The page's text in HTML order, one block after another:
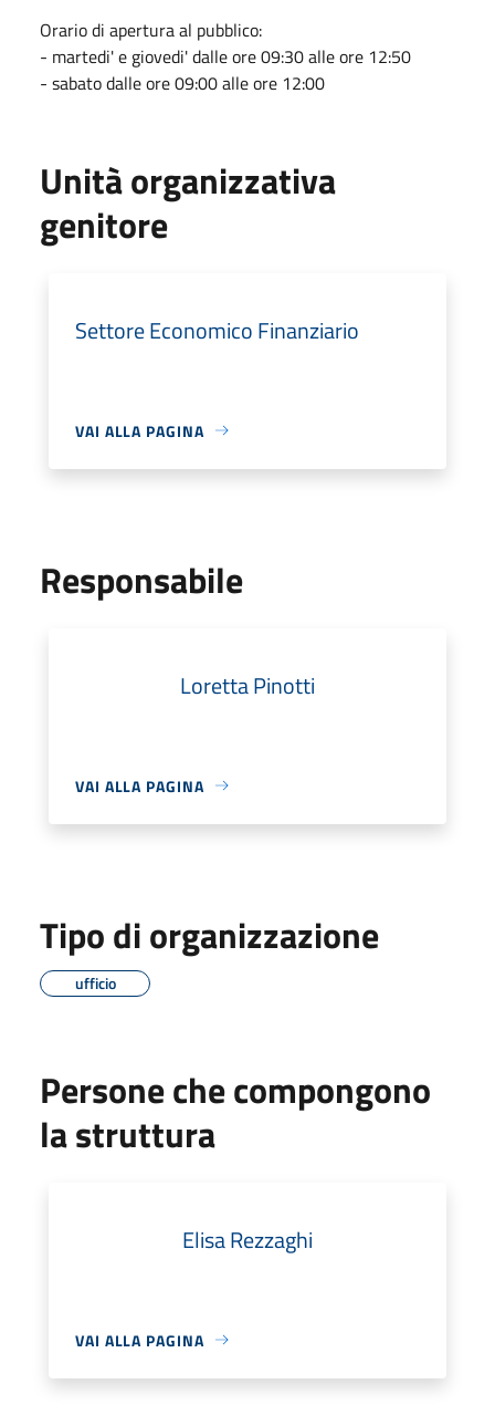
Orario di apertura al pubblico:
- martedi' e giovedi' dalle ore 09:30 alle ore 12:50
- sabato dalle ore 09:00 alle ore 12:00
Unità organizzativa
genitore
Settore Economico Finanziario
VAI ALLA PAGINA
Responsabile
Loretta Pinotti
VAI ALLA PAGINA
Tipo di organizzazione
ufficio
Persone che compongono
la struttura
Elisa Rezzaghi
VAI ALLA PAGINA